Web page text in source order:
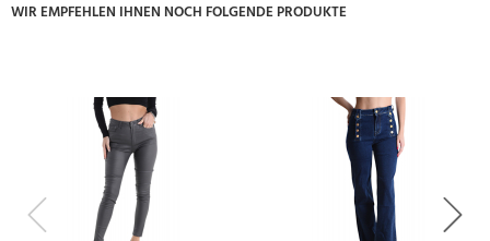
WIR EMPFEHLEN IHNEN NOCH FOLGENDE PRODUKTE
Previous Next